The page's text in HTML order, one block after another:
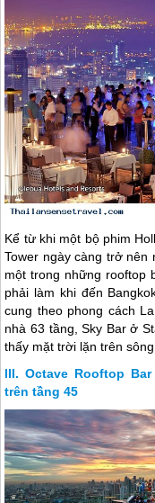
Kể từ khi một bộ phim
Tower ngày càng trở nên
một trong những rooftop
phải làm khi đến
cung theo phong cách
nhà 63 tầng, Sky Bar ở
thấy mặt trời lặn trên sông
Octave Rooftop
trên tầng 45